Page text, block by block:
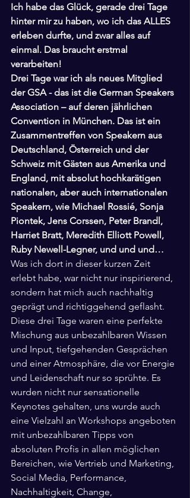
Ich habe das Glück, gerade drei Tage
hinter mir zu haben, wo ich das ALLES
erleben durfte, und zwar alles auf
einmal. Das braucht erstmal
verarbeiten!
Drei Tage war ich als neues Mitglied
der GSA - das ist die German Speakers
Association – auf deren jährlichen
Convention in München. Das ist ein
Zusammentreffen von Speakern aus
Deutschland, Österreich und der
Schweiz mit Gästen aus Amerika und
England, mit absolut hochkarätigen
nationalen, aber auch internationalen
Speakern, wie Michael Rossié, Sonja
Piontek, Jens Corssen, Peter Brandl,
Harriet Bratt, Meredith Elliott Powell,
Ruby Newell-Legner, und und und…
Was ich dort in dieser kurzen Zeit
erlebt habe, war nicht nur inspirierend,
sondern hat mich auch nachhaltig
geprägt und richtiggehend geflasht.
Diese drei Tage waren eine perfekte
Mischung aus unbezahlbaren Wissen
und Input, tiefgehenden Gesprächen
und einer Atmosphäre, die vor Energie
und Leidenschaft nur so sprühte. Es
wurden nicht nur sensationelle
Keynotes gehalten, uns wurde auch
eine Vielzahl an Workshops angeboten
mit unbezahlbaren Tipps von
absoluten Profis in allen möglichen
Bereichen, wie Vertrieb und Marketing,
Social Media, Performance,
Nachhaltigkeit, Change,